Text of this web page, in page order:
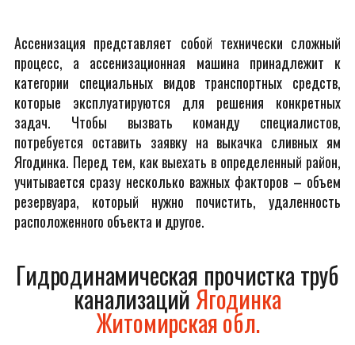
Ассенизация представляет собой технически сложный
процесс, а ассенизационная машина принадлежит к
категории специальных видов транспортных средств,
которые эксплуатируются для решения конкретных
задач. Чтобы вызвать команду специалистов,
потребуется оставить заявку на выкачка сливных ям
Ягодинка. Перед тем, как выехать в определенный район,
учитывается сразу несколько важных факторов – объем
резервуара, который нужно почистить, удаленность
расположенного объекта и другое.
Гидродинамическая прочистка труб
канализацийЯгодинка
Житомирская обл.